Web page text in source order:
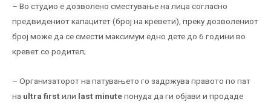
– Во студио е дозволено сместување на лица согласно
предвидениот капацитет (број на кревети), преку дозволениот
број може да се смести максимум едно дете до 6 години во
кревет со родител;
– Организаторот на патувањето го задржува правото по пат
на ultra firstили last minuteпонуда да ги објави и продаде